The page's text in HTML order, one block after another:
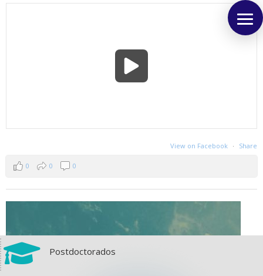
View on Facebook · Share
0 0 0
 Postdoctorados